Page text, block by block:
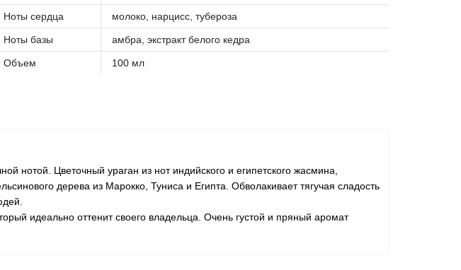
Ноты сердца молоко, нарцисс, тубероза
Ноты базы амбра, экстракт белого кедра
Объем 100 мл
нотой. Цветочный ураган из нот индийского и египетского жасмина,
дерева из Марокко, Туниса и Египта. Обволакивает тягучая сладость
идеально оттенит своего владельца. Очень густой и пряный аромат